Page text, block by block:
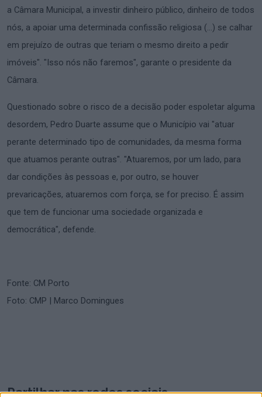
a Câmara Municipal, a investir dinheiro público, dinheiro de todos
nós, a apoiar uma determinada confissão religiosa (...) se calhar
em prejuízo de outras que teriam o mesmo direito a pedir
imóveis". "Isso nós não faremos", garante o presidente da
Câmara.
Questionado sobre o risco de a decisão poder espoletar alguma
desordem, Pedro Duarte assume que o Município vai "atuar
perante determinado tipo de comunidades, da mesma forma
que atuamos perante outras". "Atuaremos, por um lado, para
dar condições às pessoas e, por outro, se houver
prevaricações, atuaremos com força, se for preciso. É assim
que tem de funcionar uma sociedade organizada e
democrática", defende.
Fonte: CM Porto
Foto: CMP | Marco Domingues
Partilhar nas redes sociais